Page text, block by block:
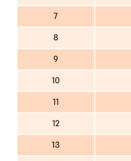
7
8
9
10
11
12
13